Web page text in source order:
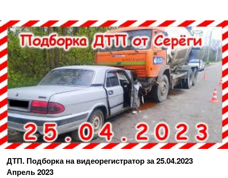
ДТП. Подборка на видеорегистратор за 25.04.2023
Апрель 2023